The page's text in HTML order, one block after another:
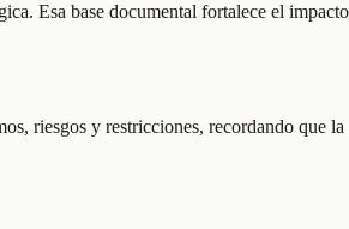
Esa base documental fortalece el
riesgos y restricciones, recordando que